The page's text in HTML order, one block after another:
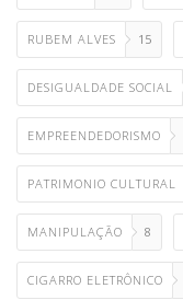
RUBEM ALVES 15
DESIGUALDADE SOCIAL
EMPREENDEDORISMO
PATRIMONIO CULTURAL
MANIPULAÇÃO 8
CIGARRO ELETRÔNICO